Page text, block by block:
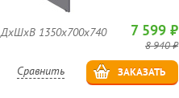
ДхШхВ 1350х700х740 7 599 ₽
8 940 ₽
Сравнить ЗАКАЗАТЬ